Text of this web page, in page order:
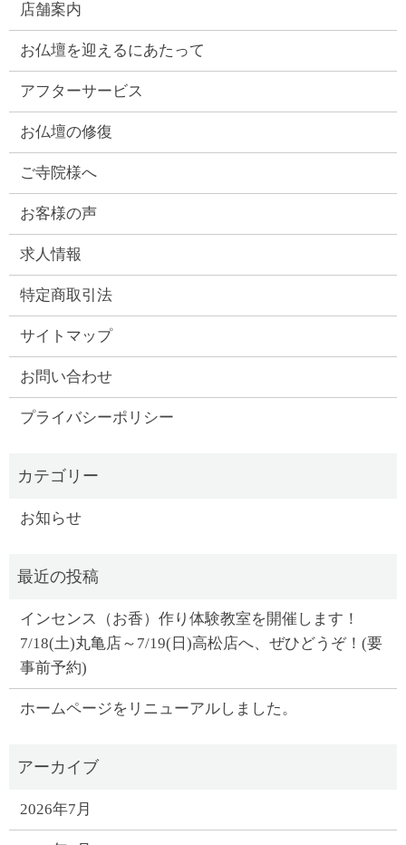
店舗案内
お仏壇を迎えるにあたって
アフターサービス
お仏壇の修復
ご寺院様へ
お客様の声
求人情報
特定商取引法
サイトマップ
お問い合わせ
プライバシーポリシー
お知らせ
インセンス（お香）作り体験教室を開催します！
7/18(土)丸亀店～7/19(日)高松店へ、ぜひどうぞ！(要
事前予約)
ホームページをリニューアルしました。
2026年7月